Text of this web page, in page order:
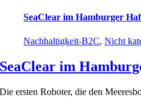
SeaClear im Hamburger
Nachhaltigkeit-B2C,Nicht
SeaClear im
Die ersten Roboter, die den